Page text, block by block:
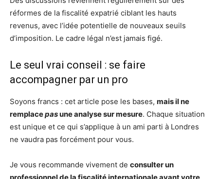
réformes de la fiscalité expatrié ciblant les hauts
revenus, avec l’idée potentielle de nouveaux seuils
d’imposition. Le cadre légal n’est jamais figé.
Le seul vrai conseil : se faire
accompagner par un pro
Soyons francs : cet article pose les bases, mais il ne
remplacepasune analyse sur mesure. Chaque situation
est unique et ce qui s’applique à un ami parti à Londres
ne vaudra pas forcément pour vous.
Je vous recommande vivement de consulter un